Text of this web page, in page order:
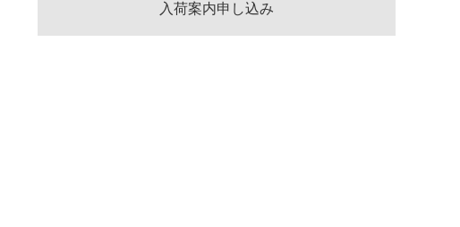
入荷案内申し込み